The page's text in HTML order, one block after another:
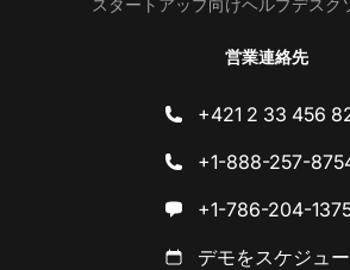
スタートアップ向けヘルプデスク
営業連絡先
+421 2 33 456
+1-888-257-
+1-786-204-
デモをスケジュ